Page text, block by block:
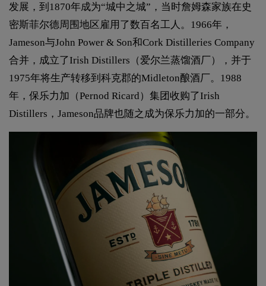
发展，到1870年成为“城中之城”，当时詹姆森家族在史
密斯菲尔德周围地区雇用了数百名工人。1966年，
Jameson与John Power & Son和Cork Distilleries Company
合并，成立了Irish Distillers（爱尔兰蒸馏酒厂），并于
1975年将生产转移到科克郡的Midleton酿酒厂。1988
年，保乐力加（Pernod Ricard）集团收购了Irish
Distillers，Jameson品牌也随之成为保乐力加的一部分。